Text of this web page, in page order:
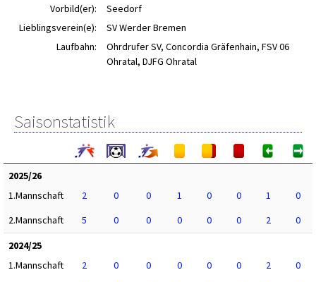
Vorbild(er):
Seedorf
Lieblingsverein(e):
SV Werder Bremen
Laufbahn:
Ohrdrufer SV, Concordia Gräfenhain, FSV 06
Ohratal, DJFG Ohratal
Saisonstatistik
2025/26
1.Mannschaft
2 0 0 1 0 0 1
0
2.Mannschaft
5 0 0 0 0 0 2
0
2024/25
1.Mannschaft
2 0 0 0 0 0 2
0